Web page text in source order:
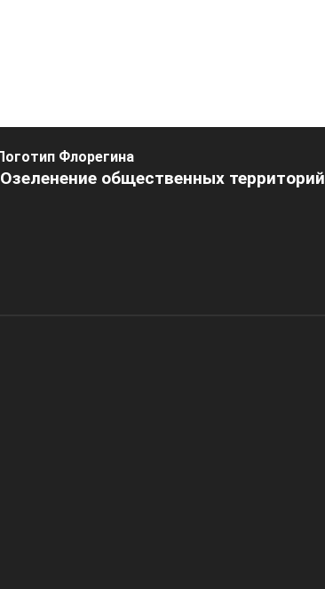
Озеленение общественных территорий